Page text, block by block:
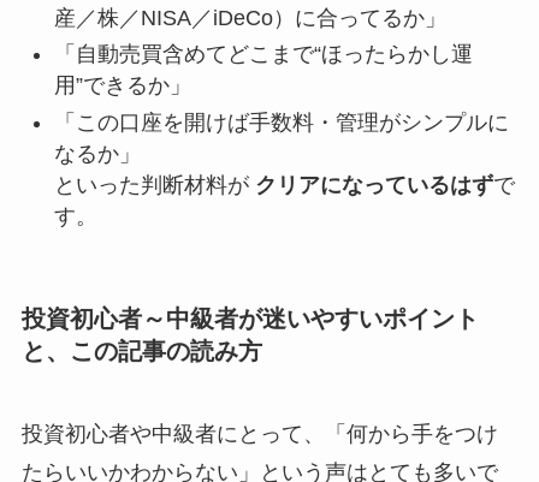
産／株／NISA／iDeCo）に合ってるか」
「自動売買含めてどこまで“ほったらかし運
用”できるか」
「この口座を開けば手数料・管理がシンプルに
なるか」
といった判断材料が クリアになっているはずで
す。
投資初心者～中級者が迷いやすいポイント
と、この記事の読み方
投資初心者や中級者にとって、「何から手をつけ
たらいいかわからない」という声はとても多いで